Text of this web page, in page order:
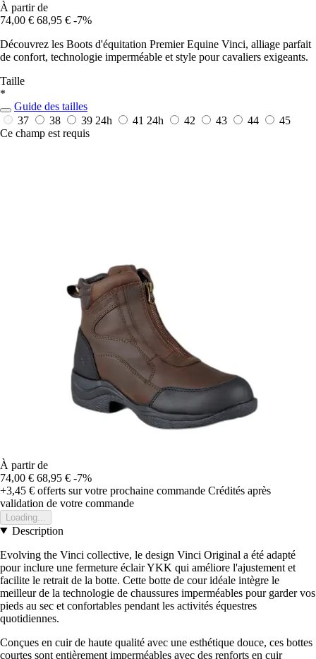
À partir de
74,00 € 68,95 € -7%
Découvrez les Boots d'équitation Premier Equine Vinci, alliage parfait
de confort, technologie imperméable et style pour cavaliers exigeants.
Taille
*
Guide des tailles
37
38 39 24h 41 24h 42 43 44
45
Ce champ est requis
À partir de
74,00 € 68,95 € -7%
+3,45 € offerts sur votre prochaine commande Crédités après
validation de votre commande
Loading...
Description
Evolving the Vinci collective, le design Vinci Original a été adapté
pour inclure une fermeture éclair YKK qui améliore l'ajustement et
facilite le retrait de la botte. Cette botte de cour idéale intègre le
meilleur de la technologie de chaussures imperméables pour garder vos
pieds au sec et confortables pendant les activités équestres
quotidiennes.
Conçues en cuir de haute qualité avec une esthétique douce, ces bottes
courtes sont entièrement imperméables avec des renforts en cuir